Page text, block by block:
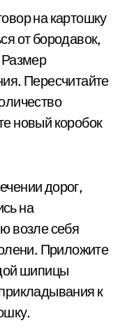
на картошку
от бородавок,
Размер
Пересчитайте
новый коробок
дорог,
на
возле себя
Приложите
шипицы
к